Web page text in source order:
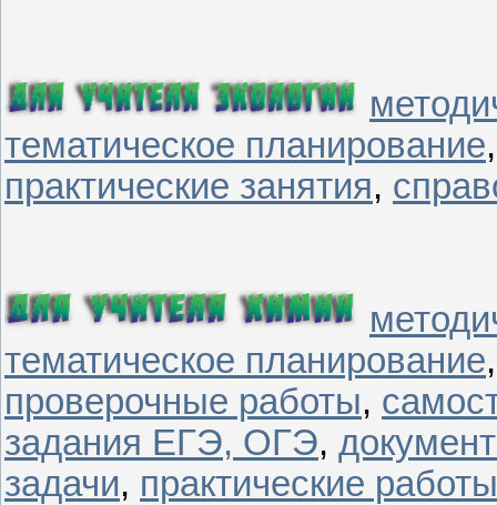
тематическое планирование
практические занятия,
тематическое планирование
проверочные работы,
задания ЕГЭ, ОГЭ,
задачи, практические работы